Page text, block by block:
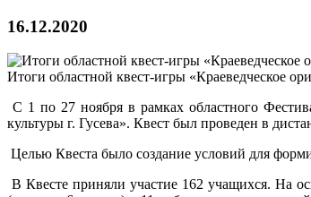
16.12.2020
Итоги областной квест-игры «Краеведческое
С 1 по 27 ноября в рамках областного
культуры г. Гусева». Квест был проведен в
Целью Квеста было создание условий для
В Квесте приняли участие 162 учащихся. На